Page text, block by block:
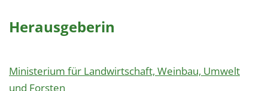
Herausgeberin
Ministerium für Landwirtschaft, Weinbau, Umwelt
und Forsten